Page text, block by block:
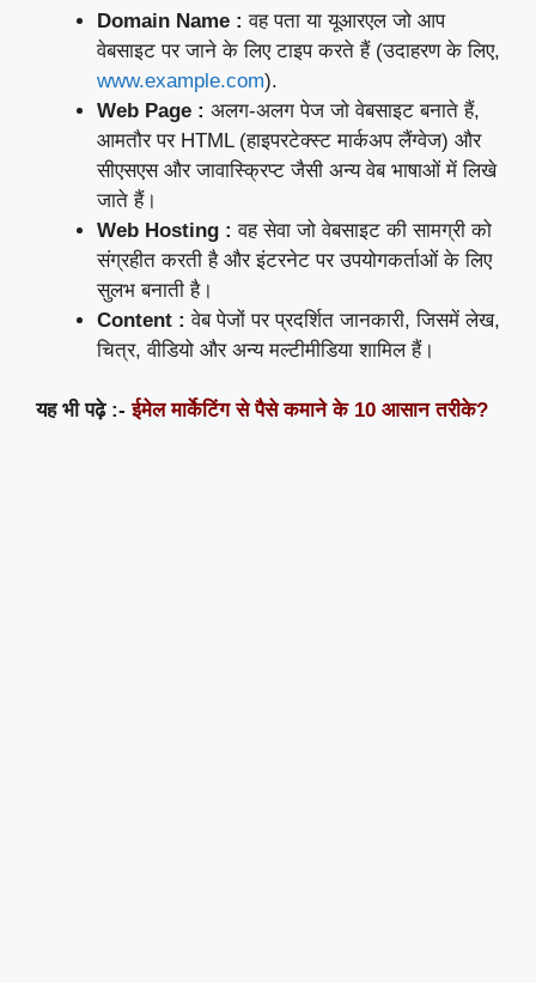
Domain Name : वह पता या यूआरएल जो आप
वेबसाइट पर जाने के लिए टाइप करते हैं (उदाहरण के लिए,
www.example.com).
Web Page : अलग-अलग पेज जो वेबसाइट बनाते हैं,
आमतौर पर HTML (हाइपरटेक्स्ट मार्कअप लैंग्वेज) और
सीएसएस और जावास्क्रिप्ट जैसी अन्य वेब भाषाओं में लिखे
जाते हैं।
Web Hosting : वह सेवा जो वेबसाइट की सामग्री को
संग्रहीत करती है और इंटरनेट पर उपयोगकर्ताओं के लिए
सुलभ बनाती है।
Content : वेब पेजों पर प्रदर्शित जानकारी, जिसमें लेख,
चित्र, वीडियो और अन्य मल्टीमीडिया शामिल हैं।
यह भी पढ़े :-ईमेल मार्केटिंग से पैसे कमाने के 10 आसान तरीके?